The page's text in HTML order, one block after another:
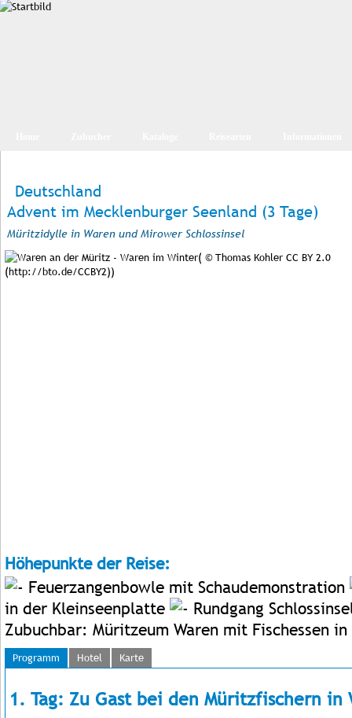
Deutschland
Advent im Mecklenburger Seenland (3 Tage)
Müritzidylle in Waren und Mirower Schlossinsel
Höhepunkte der Reise:
Feuerzangenbowle mit Schaudemonstration
in der Kleinseenplatte
Rundgang
Zubuchbar: Müritzeum Waren mit Fischessen
Programm Hotel Karte
1. Tag: Zu Gast bei den Müritzfischern in